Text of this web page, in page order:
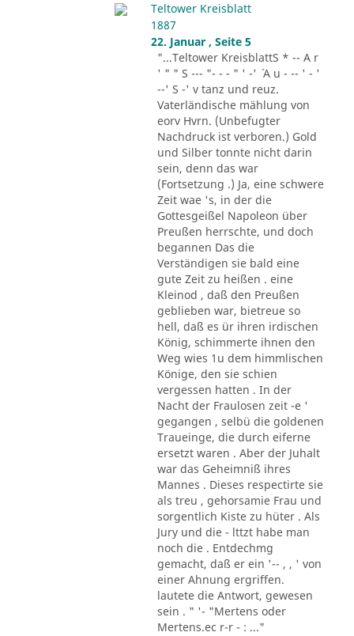
Teltower Kreisblatt
1887
22. Januar , Seite 5
"...Teltower KreisblattS * -- A r
' " " S --- "- - - " ' -' ´ A u - -- ' - '
--' S -' v tanz und reuz.
Vaterländische mählung von
eorv Hvrn. (Unbefugter
Nachdruck ist verboren.) Gold
und Silber tonnte nicht darin
sein, denn das war
(Fortsetzung .) Ja, eine schwere
Zeit wae 's, in der die
Gottesgeißel Napoleon über
Preußen herrschte, und doch
begannen Das die
Verständigen sie bald eine
gute Zeit zu heißen . eine
Kleinod , daß den Preußen
geblieben war, bietreue so
hell, daß es ür ihren irdischen
König, schimmerte ihnen den
Weg wies 1u dem himmlischen
Könige, den sie schien
vergessen hatten . In der
Nacht der Fraulosen zeit -e '
gegangen , selbü die goldenen
Traueinge, die durch eiferne
ersetzt waren . Aber der Juhalt
war das Geheimniß ihres
Mannes . Dieses respectirte sie
als treu , gehorsamie Frau und
sorgentlich Kiste zu hüter . Als
Jury und die - lttzt habe man
noch die . Entdechmg
gemacht, daß er ein '-- , , ' von
einer Ahnung ergriffen.
lautete die Antwort, gewesen
sein . " '- "Mertens oder
Mertens.ec r-r - : ..."